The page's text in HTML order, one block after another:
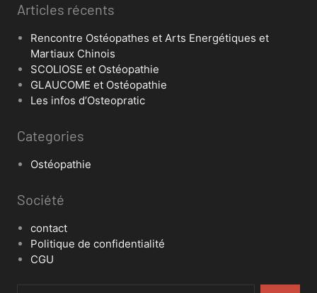
Articles récents
Rencontre Ostéopathes et Arts Energétiques et
Martiaux Chinois
SCOLIOSE et Ostéopathie
GLAUCOME et Ostéopathie
Les infos d’Osteopratic
Categories
Ostéopathie
Société
contact
Politique de confidentialité
CGU